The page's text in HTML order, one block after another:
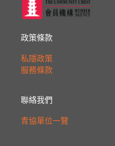
政策條款
私隱政策
服務條款
聯絡我們
青協單位一覽